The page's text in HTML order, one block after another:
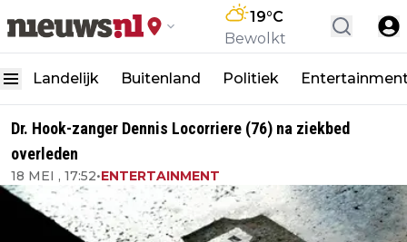
19°C
Bewolkt
Landelijk Buitenland Politiek
Dr. Hook-zanger Dennis Locorriere (76) na ziekbed
overleden
18 MEI , 17:52•ENTERTAINMENT